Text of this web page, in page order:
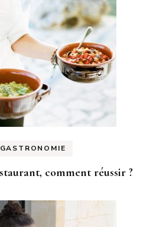
GASTRONOMIE
comment réussir ?